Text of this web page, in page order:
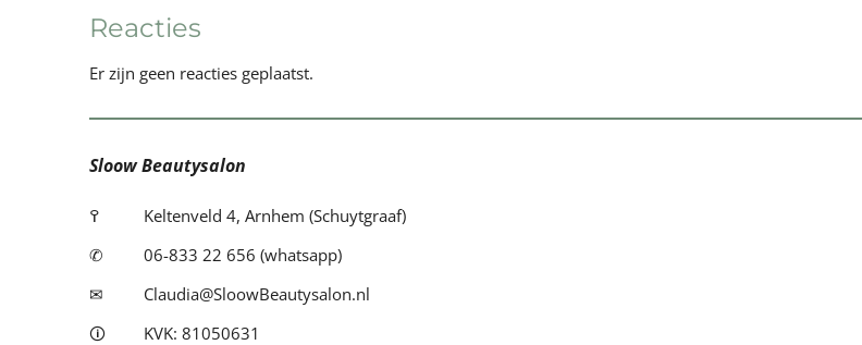
Reacties
Er zijn geen reacties geplaatst.
Sloow Beautysalon
߉
Keltenveld 4, Arnhem (Schuytgraaf)
✆
06-833 22 656 (whatsapp)
✉
Claudia@SloowBeautysalon.nl
🛈
KVK: 81050631